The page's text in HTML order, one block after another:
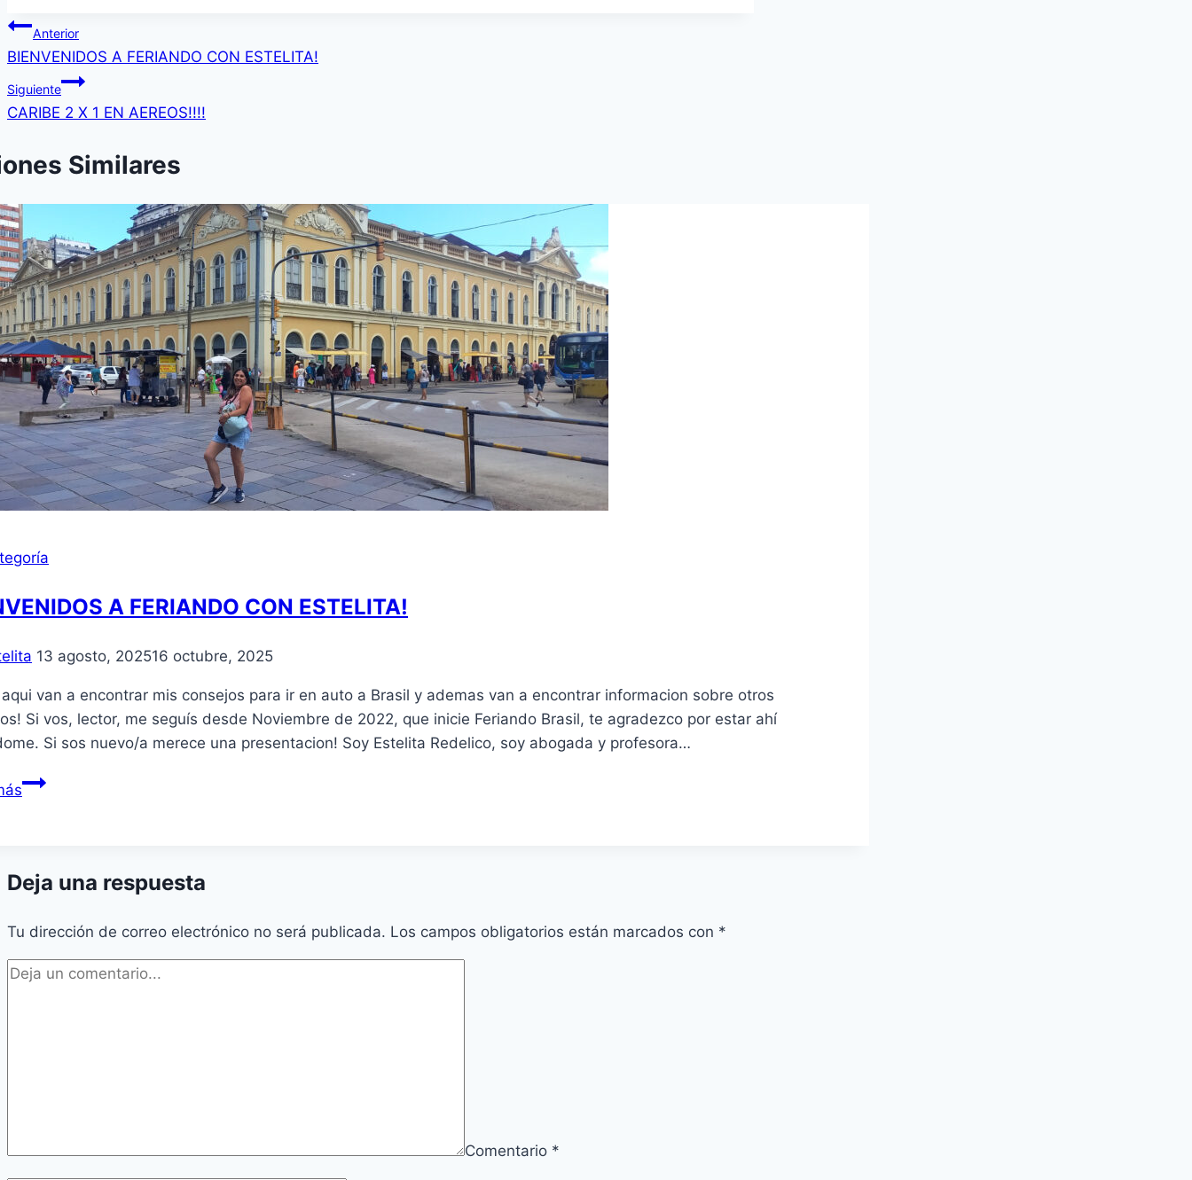
Navegación
de
entradas
Anterior
BIENVENIDOS A FERIANDO CON ESTELITA!
Siguiente
CARIBE 2 X 1 EN AEREOS!!!!
Similares
A FERIANDO CON ESTELITA!
13 agosto, 202516 octubre, 2025
van a encontrar mis consejos para ir en auto a Brasil y ademas van a encontrar informacion sobre otros
Si vos, lector, me seguís desde Noviembre de 2022, que inicie Feriando Brasil, te agradezco por estar ahí
Si sos nuevo/a merece una presentacion! Soy Estelita Redelico, soy abogada y profesora…
BIENVENIDOS
ESTELITA!
Deja una respuesta
Tu dirección de correo electrónico no será publicada. Los campos obligatorios están marcados con *
Comentario *